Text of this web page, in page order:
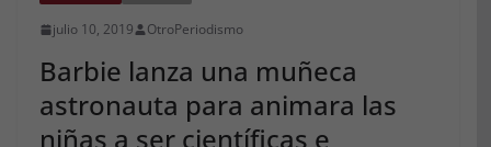
julio 10, 2019 OtroPeriodismo
Barbie lanza una muñeca
astronauta para animara las
niñas a ser científicas e